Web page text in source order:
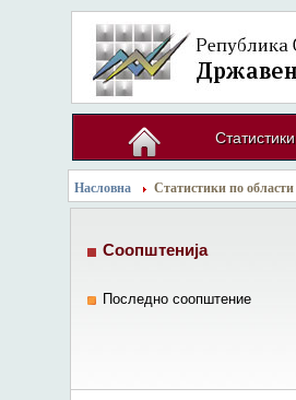
Статистики
Насловна Статистики по области
Соопштенија
Последно соопштение